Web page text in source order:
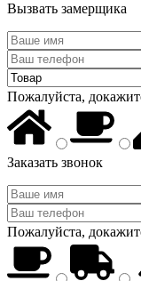
Вызвать замерщика
Пожалуйста,
Заказать звонок
Пожалуйста,